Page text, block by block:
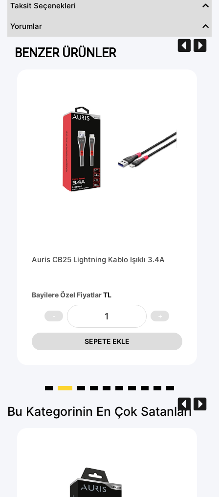
Taksit Seçenekleri
Yorumlar
BENZER ÜRÜNLER
Auris CB25 Lightning Kablo Işıklı 3.4A
Bayilere Özel FiyatlarTL
SEPETE EKLE
Bu Kategorinin En Çok Satanları